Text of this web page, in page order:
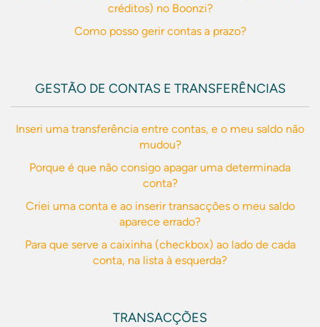
créditos) no Boonzi?
Como posso gerir contas a prazo?
GESTÃO DE CONTAS E TRANSFERÊNCIAS
Inseri uma transferência entre contas, e o meu saldo não
mudou?
Porque é que não consigo apagar uma determinada
conta?
Criei uma conta e ao inserir transacções o meu saldo
aparece errado?
Para que serve a caixinha (checkbox) ao lado de cada
conta, na lista à esquerda?
TRANSACÇÕES